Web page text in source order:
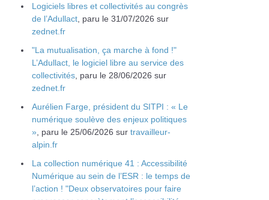
Logiciels libres et collectivités au congrès
de l’Adullact , paru le 31/07/2026 sur
zednet.fr
"La mutualisation, ça marche à fond !"
L’Adullact, le logiciel libre au service des
collectivités , paru le 28/06/2026 sur
zednet.fr
Aurélien Farge, président du SITPI : « Le
numérique soulève des enjeux politiques
» , paru le 25/06/2026 sur travailleur-
alpin.fr
La collection numérique 41 : Accessibilité
Numérique au sein de l’ESR : le temps de
l’action ! "Deux observatoires pour faire